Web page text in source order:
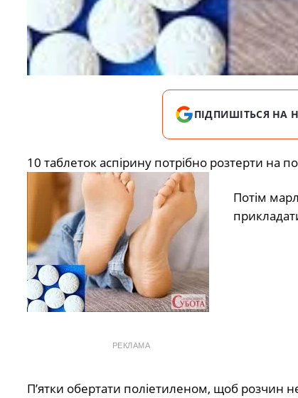
ПІДПИШІТЬСЯ НА
10 таблеток аспірину потрібно розтерти на
Потім
РЕКЛАМА
П’ятки обертати поліетиленом, щоб розчин